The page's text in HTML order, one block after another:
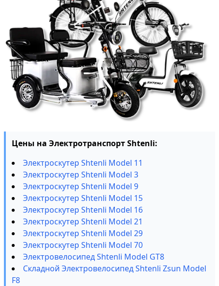
Цены на Электротранспорт Shtenli:
Электроскутер Shtenli Model 11
Электроскутер Shtenli Model 3
Электроскутер Shtenli Model 9
Электроскутер Shtenli Model 15
Электроскутер Shtenli Model 16
Электроскутер Shtenli Model 21
Электроскутер Shtenli Model 29
Электроскутер Shtenli Model 70
Электровелосипед Shtenli Model GT8
Складной Электровелосипед Shtenli Zsun Model
F8